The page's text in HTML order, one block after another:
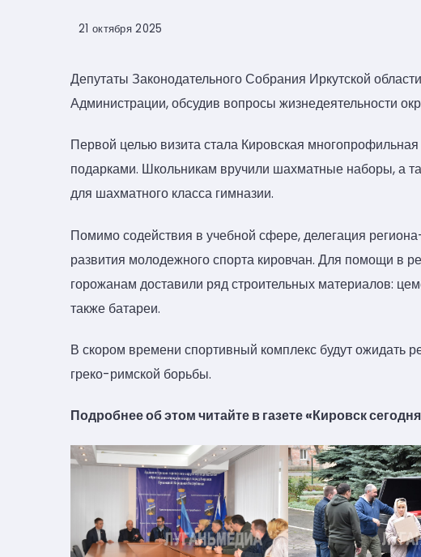
21 октября 2025
Депутаты Законодательного Собрания Иркутской
Администрации, обсудив вопросы жизнедеятельности
Первой целью визита стала Кировская
подарками. Школьникам вручили шахматные наборы, а
для шахматного класса гимназии.
Помимо содействия в учебной сфере, делегация
развития молодежного спорта кировчан. Для помощи в
горожанам доставили ряд строительных материалов:
также батареи.
В скором времени спортивный комплекс будут ожидать
греко-римской борьбы.
Подробнее об этом читайте в газете «Кировск